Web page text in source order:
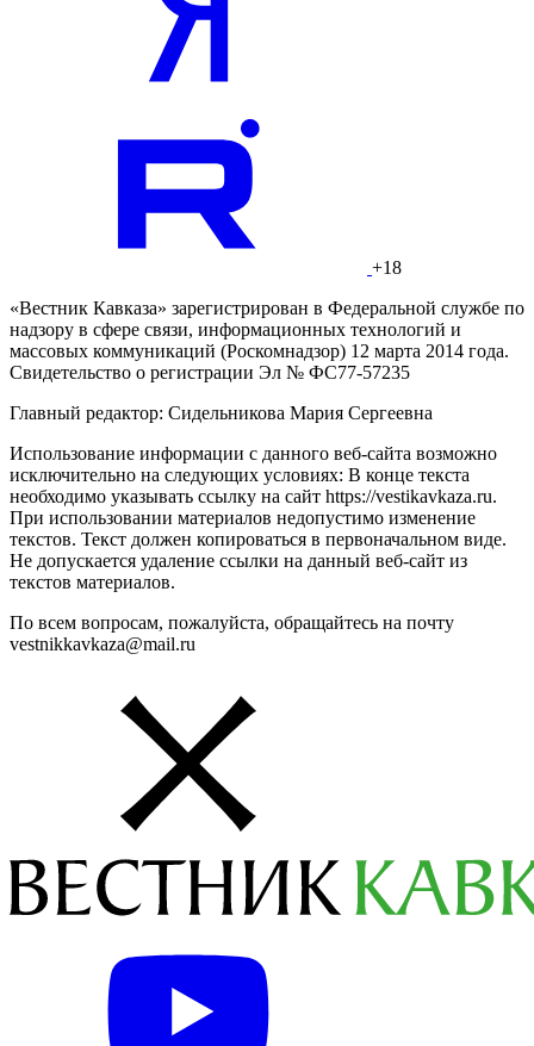
+18
«Вестник Кавказа» зарегистрирован в Федеральной службе по
надзору в сфере связи, информационных технологий и
массовых коммуникаций (Роскомнадзор) 12 марта 2014 года.
Свидетельство о регистрации Эл № ФС77-57235
Главный редактор: Сидельникова Мария Сергеевна
Использование информации с данного веб-сайта возможно
исключительно на следующих условиях: В конце текста
необходимо указывать ссылку на сайт https://vestikavkaza.ru.
При использовании материалов недопустимо изменение
текстов. Текст должен копироваться в первоначальном виде.
Не допускается удаление ссылки на данный веб-сайт из
текстов материалов.
По всем вопросам, пожалуйста, обращайтесь на почту
vestnikkavkaza@mail.ru